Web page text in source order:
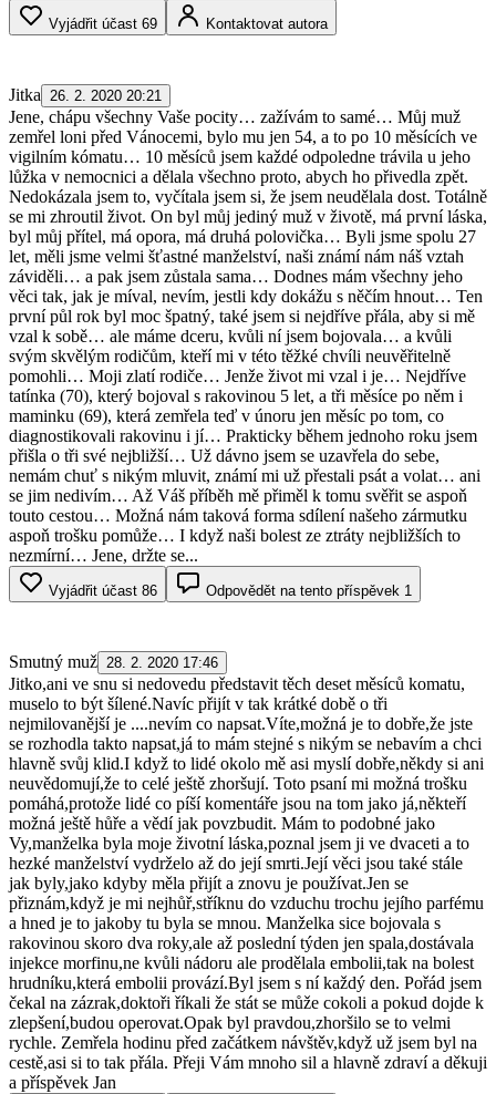
Vyjádřit účast 69 Kontaktovat autora
Jitka 26. 2. 2020 20:21
Jene, chápu všechny Vaše pocity… zažívám to samé… Můj muž
zemřel loni před Vánocemi, bylo mu jen 54, a to po 10 měsících ve
vigilním kómatu… 10 měsíců jsem každé odpoledne trávila u jeho
lůžka v nemocnici a dělala všechno proto, abych ho přivedla zpět.
Nedokázala jsem to, vyčítala jsem si, že jsem neudělala dost. Totálně
se mi zhroutil život. On byl můj jediný muž v životě, má první láska,
byl můj přítel, má opora, má druhá polovička… Byli jsme spolu 27
let, měli jsme velmi šťastné manželství, naši známí nám náš vztah
záviděli… a pak jsem zůstala sama… Dodnes mám všechny jeho
věci tak, jak je míval, nevím, jestli kdy dokážu s něčím hnout… Ten
první půl rok byl moc špatný, také jsem si nejdříve přála, aby si mě
vzal k sobě… ale máme dceru, kvůli ní jsem bojovala… a kvůli
svým skvělým rodičům, kteří mi v této těžké chvíli neuvěřitelně
pomohli… Moji zlatí rodiče… Jenže život mi vzal i je… Nejdříve
tatínka (70), který bojoval s rakovinou 5 let, a tři měsíce po něm i
maminku (69), která zemřela teď v únoru jen měsíc po tom, co
diagnostikovali rakovinu i jí… Prakticky během jednoho roku jsem
přišla o tři své nejbližší… Už dávno jsem se uzavřela do sebe,
nemám chuť s nikým mluvit, známí mi už přestali psát a volat… ani
se jim nedivím… Až Váš příběh mě přiměl k tomu svěřit se aspoň
touto cestou… Možná nám taková forma sdílení našeho zármutku
aspoň trošku pomůže… I když naši bolest ze ztráty nejbližších to
nezmírní… Jene, držte se...
Vyjádřit účast 86 Odpovědět na tento příspěvek 1
Smutný muž 28. 2. 2020 17:46
Jitko,ani ve snu si nedovedu představit těch deset měsíců komatu,
muselo to být šílené.Navíc přijít v tak krátké době o tři
nejmilovanější je ....nevím co napsat.Víte,možná je to dobře,že jste
se rozhodla takto napsat,já to mám stejné s nikým se nebavím a chci
hlavně svůj klid.I když to lidé okolo mě asi myslí dobře,někdy si ani
neuvědomují,že to celé ještě zhoršují. Toto psaní mi možná trošku
pomáhá,protože lidé co píší komentáře jsou na tom jako já,někteří
možná ještě hůře a vědí jak povzbudit. Mám to podobné jako
Vy,manželka byla moje životní láska,poznal jsem ji ve dvaceti a to
hezké manželství vydrželo až do její smrti.Její věci jsou také stále
jak byly,jako kdyby měla přijít a znovu je používat.Jen se
přiznám,když je mi nejhůř,stříknu do vzduchu trochu jejího parfému
a hned je to jakoby tu byla se mnou. Manželka sice bojovala s
rakovinou skoro dva roky,ale až poslední týden jen spala,dostávala
injekce morfinu,ne kvůli nádoru ale prodělala embolii,tak na bolest
hrudníku,která embolii provází.Byl jsem s ní každý den. Pořád jsem
čekal na zázrak,doktoři říkali že stát se může cokoli a pokud dojde k
zlepšení,budou operovat.Opak byl pravdou,zhoršilo se to velmi
rychle. Zemřela hodinu před začátkem návštěv,když už jsem byl na
cestě,asi si to tak přála. Přeji Vám mnoho sil a hlavně zdraví a děkuji
a příspěvek Jan